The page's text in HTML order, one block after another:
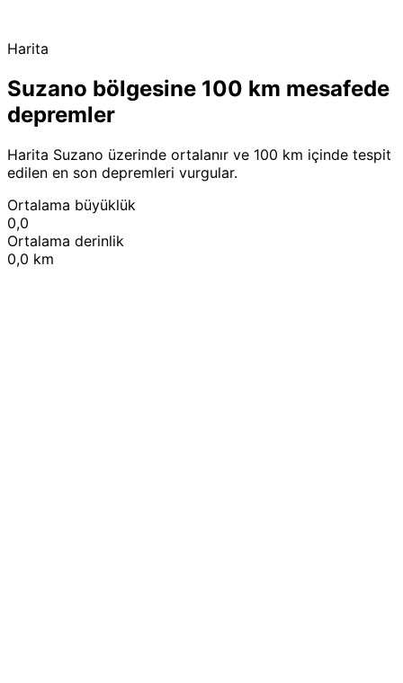
Harita
Suzano bölgesine 100 km mesafede
depremler
Harita Suzano üzerinde ortalanır ve 100 km içinde tespit
edilen en son depremleri vurgular.
Ortalama büyüklük
0,0
Ortalama derinlik
0,0 km